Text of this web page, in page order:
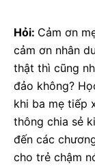
Hỏi: Cảm ơn
cảm ơn nhân
thật thì cũng
đảo không?
khi ba mẹ tiếp
thông chia sẻ
đến các
cho trẻ chậm